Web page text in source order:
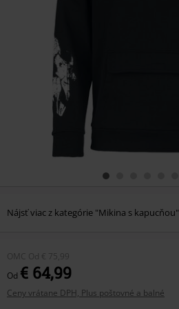
Nájsť viac z kategórie "Mikina s kapucňou"
OMC Od € 75,99
Od € 64,99
Ceny vrátane DPH, Plus poštovné a balné